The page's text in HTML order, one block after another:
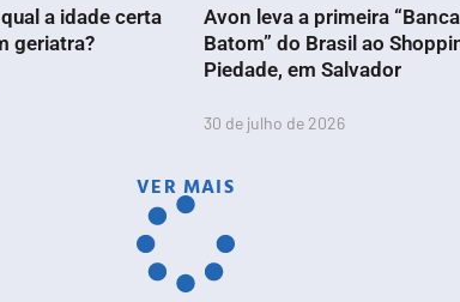
a idade certa
geriatra?
Avon leva a primeira
Batom” do Brasil ao
Piedade, em Salvador
30 de julho de 2026
VER MAIS